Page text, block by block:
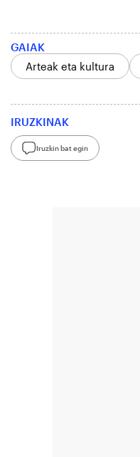
GAIAK
Arteak eta kultura
IRUZKINAK
Iruzkin bat egin